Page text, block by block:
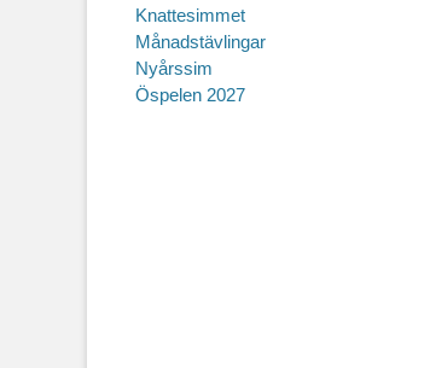
Knattesimmet
Månadstävlingar
Nyårssim
Öspelen 2027